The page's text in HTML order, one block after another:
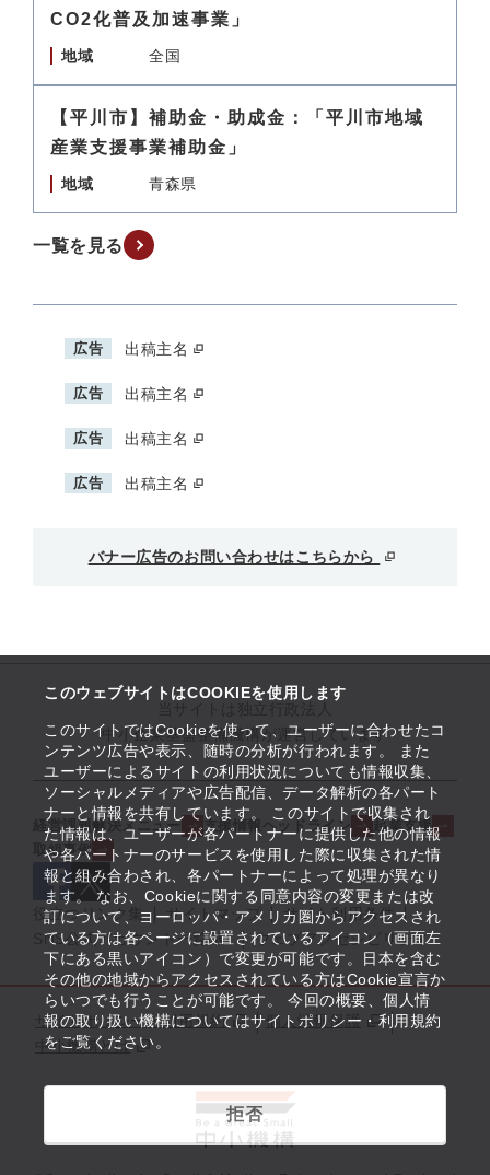
このウェブサイトはCOOKIEを使用します
このサイトではCookieを使って、ユーザーに合わせたコ
ンテンツ広告や表示、随時の分析が行われます。 また
ユーザーによるサイトの利用状況についても情報収集、
ソーシャルメディアや広告配信、データ解析の各パート
ナーと情報を共有しています。 このサイトで収集され
た情報は、ユーザーが各パートナーに提供した他の情報
や各パートナーのサービスを使用した際に収集された情
報と組み合わされ、各パートナーによって処理が異なり
ます。 なお、Cookieに関する同意内容の変更または改
訂について、ヨーロッパ・アメリカ圏からアクセスされ
ている方は各ページに設置されているアイコン（画面左
下にある黒いアイコン）で変更が可能です。日本を含む
その他の地域からアクセスされている方はCookie宣言か
らいつでも行うことが可能です。 今回の概要、個人情
報の取り扱い機構についてはサイトポリシー・利用規約
をご覧ください。
拒否
CO2化普及加速事業」
地域 全国
【平川市】補助金・助成金：「平川市地域
産業支援事業補助金」
地域 青森県
一覧を見る
広告 出稿主名
広告 出稿主名
広告 出稿主名
広告 出稿主名
バナー広告のお問い合わせはこちらから
中小企業基盤整備機構が運営しています
経営課題解決メニュー 支援情報ヘッドライン
起業支援
取組事例
役立つリンク集 サイトマップ
サイト利用条件
SNS公式アカウント一覧
ウェブアクセシビリティ
サイトポリシー・利用規約
個人情報保護
中小機構とは